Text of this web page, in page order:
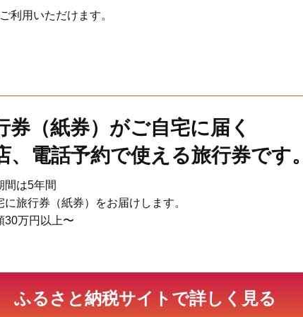
JRE MALL ふるさと納税
まいふる
利用いただけます。
券（紙券）がご自宅に届く
、電話予約で使える旅行券です
間は5年間
に旅行券（紙券）をお届けします。
30万円以上〜
ふるさと納税サイトで詳しく見る